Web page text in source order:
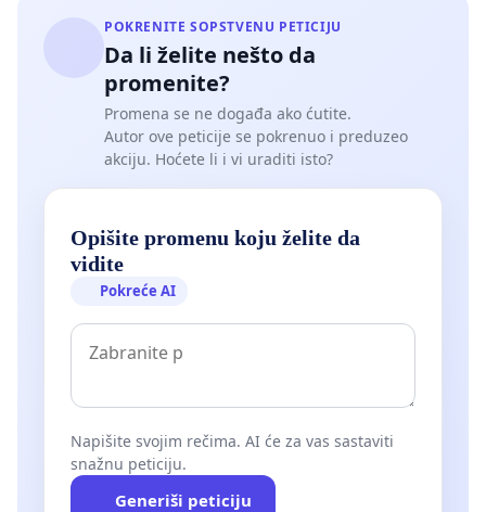
POKRENITE SOPSTVENU PETICIJU
Da li želite nešto da
promenite?
Promena se ne događa ako ćutite.
Autor ove peticije se pokrenuo i preduzeo
akciju. Hoćete li i vi uraditi isto?
Opišite promenu koju želite da
vidite
Pokreće AI
Napišite svojim rečima. AI će za vas sastaviti
snažnu peticiju.
Generiši peticiju